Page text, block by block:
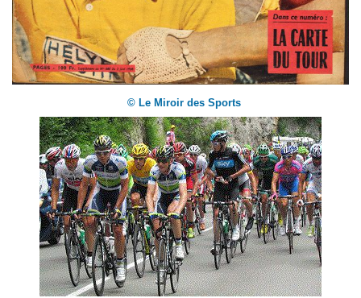
© Le Miroir des Sports